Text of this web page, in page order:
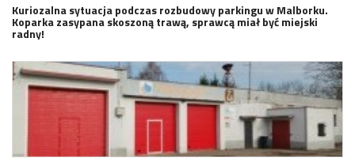
Kuriozalna sytuacja podczas rozbudowy parkingu w Malborku.
Koparka zasypana skoszoną trawą, sprawcą miał być miejski
radny!